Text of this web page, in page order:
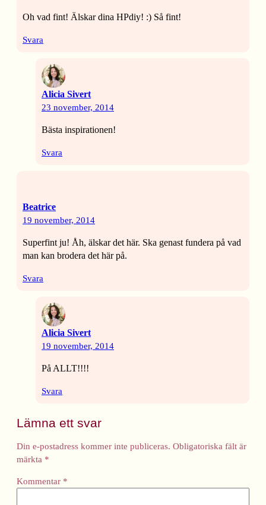
Oh vad fint! Älskar dina HPdiy! :) Så fint!
Svara
Alicia Sivert
23 november, 2014
Bästa inspirationen!
Svara
Beatrice
19 november, 2014
Superfint ju! Åh, älskar det här. Ska genast fundera på vad
man kan brodera det här på.
Svara
Alicia Sivert
19 november, 2014
På ALLT!!!!
Svara
Lämna ett svar
Din e-postadress kommer inte publiceras. Obligatoriska fält är
märkta *
Kommentar *